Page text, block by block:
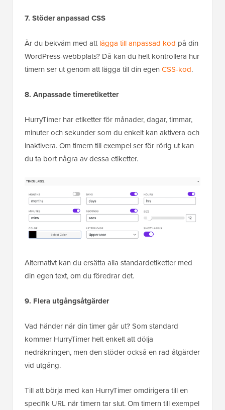
7. Stöder anpassad CSS
Är du bekväm med attlägga till anpassad kod på din
WordPress-webbplats? Då kan du helt kontrollera hur
timern ser ut genom att lägga till din egen CSS-kod.
8. Anpassade timeretiketter
HurryTimer har etiketter för månader, dagar, timmar,
minuter och sekunder som du enkelt kan aktivera och
inaktivera. Om timern till exempel ser för rörig ut kan
du ta bort några av dessa etiketter.
Alternativt kan du ersätta alla standardetiketter med
din egen text, om du föredrar det.
9. Flera utgångsåtgärder
Vad händer när din timer går ut? Som standard
kommer HurryTimer helt enkelt att dölja
nedräkningen, men den stöder också en rad åtgärder
vid utgång.
Till att börja med kan HurryTimer omdirigera till en
specifik URL när timern tar slut. Om timern till exempel